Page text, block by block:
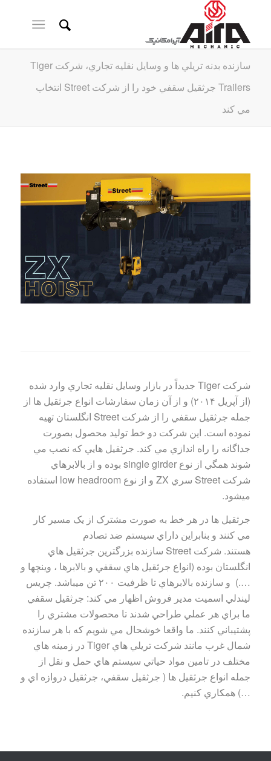
سازنده بدنه تريلي ها و وسايل نقليه تجاري، شرکت Tiger
Trailers جرثقيل سقفي خود را از شرکت Street انتخاب
مي کند
شرکت Tiger جديداً در بازار وسايل نقليه تجاري وارد شده
(از آپريل ۲۰۱۴) و از آن زمان سفارشات انواع جرثقيل ها از
جمله جرثقيل سقفي را از شرکت Street انگلستان تهيه
نموده است. اين شرکت دو خط توليد محصول بصورت
جداگانه را راه اندازي مي کند. جرثقيل هايي که نصب مي
شوند همگي از نوع single girder بوده و از بالابرهاي
شرکت Street سري ZX و از نوع low headroom استفاده
ميشود.
جرثقيل ها در هر خط به صورت مشترک از يک مسير کار
مي کنند و بنابراين داراي سيستم ضد تصادم
هستند. شرکت Street سازنده بزرگترين جرثقيل هاي
انگلستان بوده (انواع جرثقيل هاي سقفي و بالابرها ، وينچها و
….) و سازنده بالابرهاي تا ظرفيت ۲۰۰ تن ميباشد. چريس
ليندلي اسميت مدير فروش اظهار مي کند: جرثقيل سقفي
ما براي هر عملي طراحي شدند تا محصولات مشتري را
پشتيباني کنند. ما واقعا خوشحال مي شويم که با هر سازنده
شمال غرب مانند شرکت تريلي هاي Tiger در زمينه هاي
مختلف در تامين مواد حياتي سيستم هاي حمل و نقل از
جمله انواع جرثقيل ها ( جرثقیل سقفي، جرثقیل دروازه اي و
…) همکاري کنيم.